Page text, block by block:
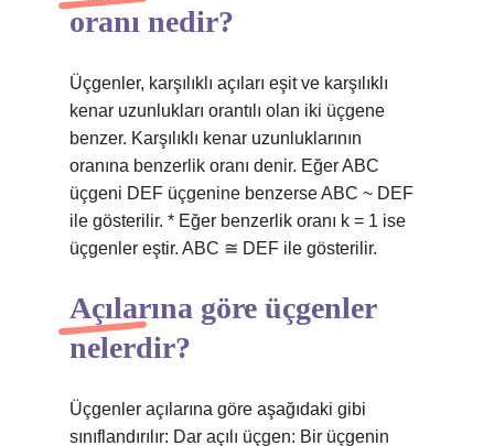
oranı nedir?
Üçgenler, karşılıklı açıları eşit ve karşılıklı
kenar uzunlukları orantılı olan iki üçgene
benzer. Karşılıklı kenar uzunluklarının
oranına benzerlik oranı denir. Eğer ABC
üçgeni DEF üçgenine benzerse ABC ~ DEF
ile gösterilir. * Eğer benzerlik oranı k = 1 ise
üçgenler eştir. ABC ≅ DEF ile gösterilir.
Açılarına göre üçgenler
nelerdir?
Üçgenler açılarına göre aşağıdaki gibi
sınıflandırılır: Dar açılı üçgen: Bir üçgenin